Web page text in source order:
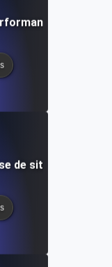
de site Web et de